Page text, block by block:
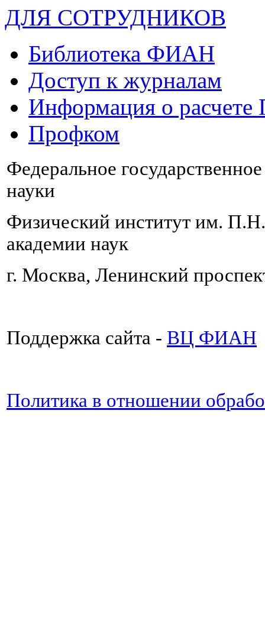
ДЛЯ СОТРУДНИКОВ
Библиотека ФИАН
Доступ к журналам
Информация о
Профком
Федеральное
науки
Физический институт им.
академии наук
г. Москва, Ленинский
Поддержка сайта - ВЦ ФИАН
Политика в отношении